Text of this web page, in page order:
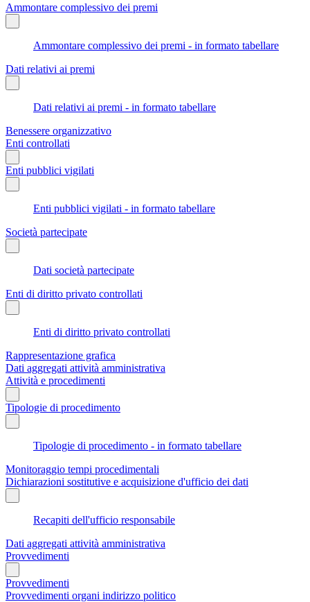
Ammontare complessivo dei premi
Ammontare complessivo dei premi - in formato tabellare
Dati relativi ai premi
Dati relativi ai premi - in formato tabellare
Benessere organizzativo
Enti controllati
Enti pubblici vigilati
Enti pubblici vigilati - in formato tabellare
Società partecipate
Dati società partecipate
Enti di diritto privato controllati
Enti di diritto privato controllati
Rappresentazione grafica
Dati aggregati attività amministrativa
Attività e procedimenti
Tipologie di procedimento
Tipologie di procedimento - in formato tabellare
Monitoraggio tempi procedimentali
Dichiarazioni sostitutive e acquisizione d'ufficio dei dati
Recapiti dell'ufficio responsabile
Dati aggregati attività amministrativa
Provvedimenti
Provvedimenti
Provvedimenti organi indirizzo politico